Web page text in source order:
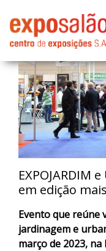
EXPOJARDIM
em edição
Evento que reúne
jardinagem e
março de 2023,